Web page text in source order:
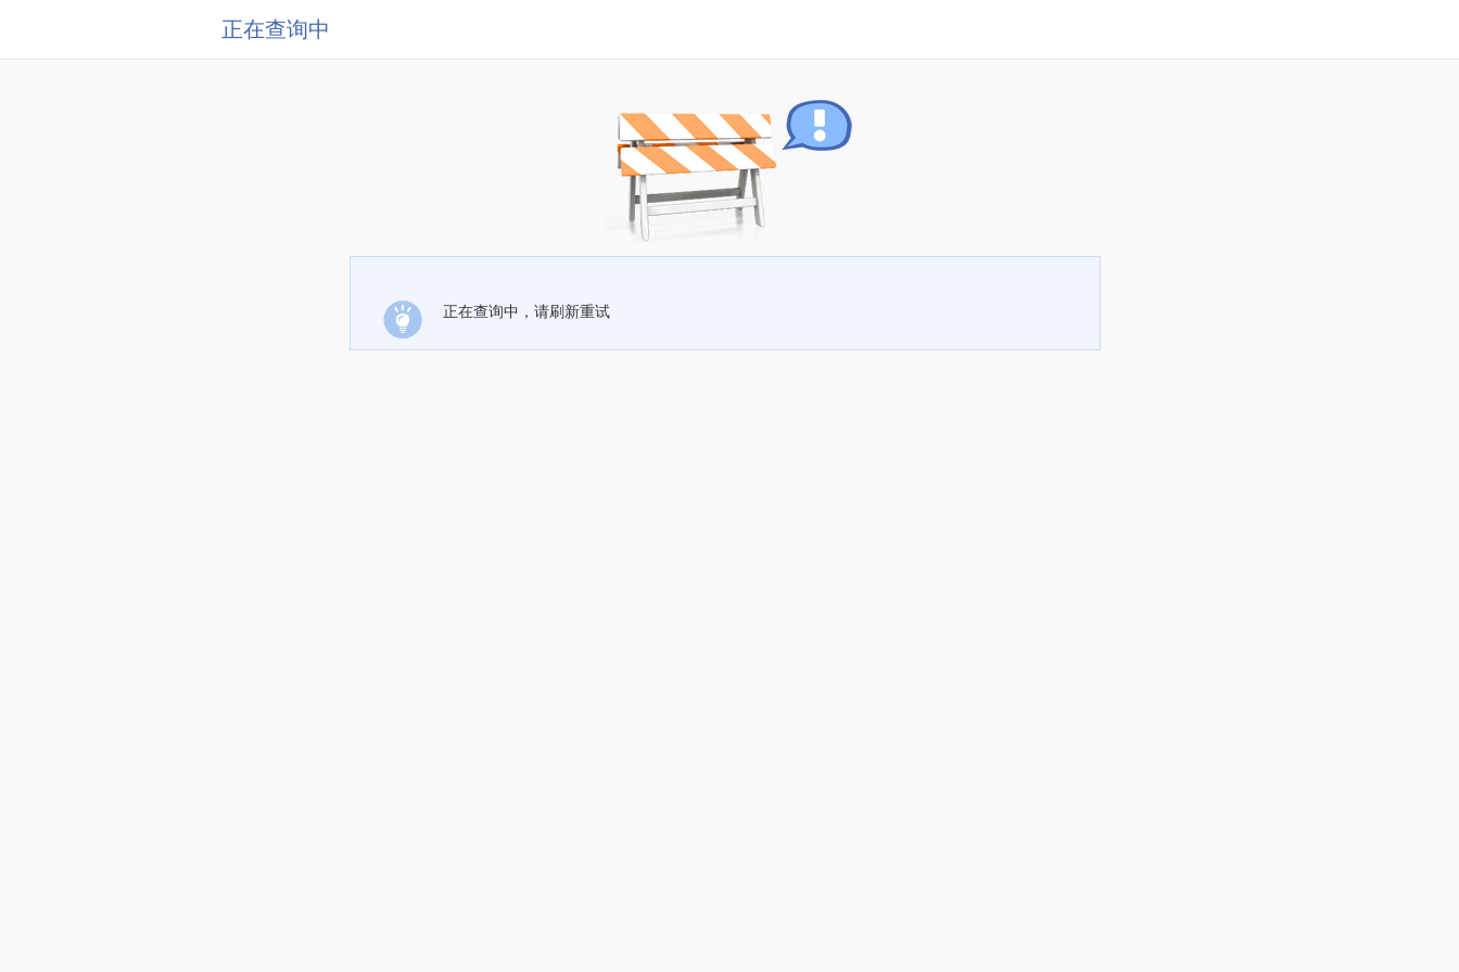
正在查询中
正在查询中，请刷新重试